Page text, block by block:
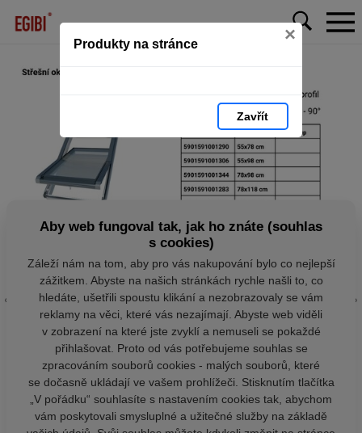
Produkty na stránce ×
Zavřít
Aby web fungoval tak, jak ho znáte (souhlas
s cookies)
Záleží nám na tom, aby pro vás nakupování bylo co nejlepší
zážitkem. Abyste na našich stránkách rychle našli to, co
hledáte, ušetřili spoustu klikání a nezobrazovaly se vám
reklamy na věci, které vás nezajímají. Abyste web viděli
v zobrazení na které jste zvyklí a nemuseli se pokaždé
přihlašovat. Proto od vás potřebujeme souhlas se
zpracováním souborů cookies - malých souborů, které
se dočasně ukládají ve vašem prohlížeči. Stisknutím tlačítka
„V pořádku“ souhlasíte s nastavením cookies tak, abychom
vám poskytovali smysluplné a užitečné služby na základě